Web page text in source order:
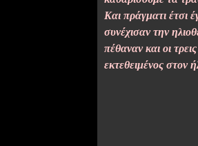
Και πράγματι έτσι
συνέχισαν την
πέθαναν και οι
εκτεθειμένος στον